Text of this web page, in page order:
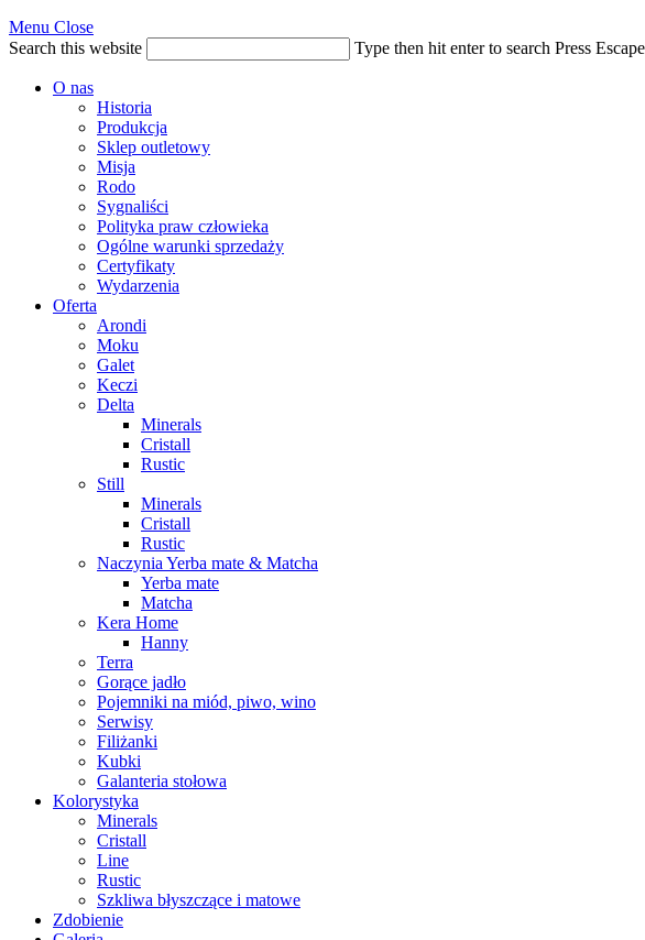
Menu Close
Search this website
Type then hit enter to search Press
O nas
Historia
Produkcja
Sklep outletowy
Misja
Rodo
Sygnaliści
Polityka praw człowieka
Ogólne warunki sprzedaży
Certyfikaty
Wydarzenia
Oferta
Arondi
Moku
Galet
Keczi
Delta
Minerals
Cristall
Rustic
Still
Minerals
Cristall
Rustic
Naczynia Yerba mate & Matcha
Yerba mate
Matcha
Kera Home
Hanny
Terra
Gorące jadło
Pojemniki na miód, piwo, wino
Serwisy
Filiżanki
Kubki
Galanteria stołowa
Kolorystyka
Minerals
Cristall
Line
Rustic
Szkliwa błyszczące i matowe
Zdobienie